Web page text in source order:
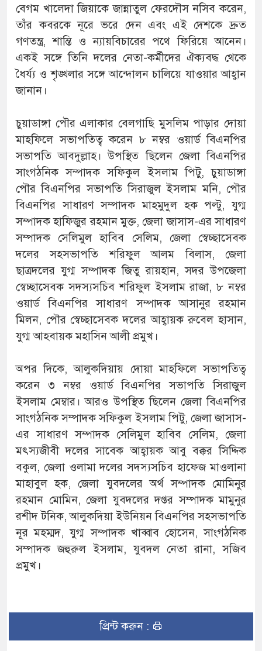
বেগম খালেদা জিয়াকে জান্নাতুল ফেরদৌস নসিব করেন,
তাঁর কবরকে নূরে ভরে দেন এবং এই দেশকে দ্রুত
গণতন্ত্র, শান্তি ও ন্যায়বিচারের পথে ফিরিয়ে আনেন।
একই সঙ্গে তিনি দলের নেতা-কর্মীদের ঐক্যবদ্ধ থেকে
ধৈর্য্য ও শৃঙ্খলার সঙ্গে আন্দোলন চালিয়ে যাওয়ার আহ্বান
জানান।
চুয়াডাঙ্গা পৌর এলাকার বেলগাছি মুসলিম পাড়ার দোয়া
মাহফিলে সভাপতিত্ব করেন ৮ নম্বর ওয়ার্ড বিএনপির
সভাপতি আবদুল্লাহ। উপস্থিত ছিলেন জেলা বিএনপির
সাংগঠনিক সম্পাদক সফিকুল ইসলাম পিটু, চুয়াডাঙ্গা
পৌর বিএনপির সভাপতি সিরাজুল ইসলাম মনি, পৌর
বিএনপির সাধারণ সম্পাদক মাহমুদুল হক পল্টু, যুগ্ম
সম্পাদক হাফিজুর রহমান মুক্ত, জেলা জাসাস-এর সাধারণ
সম্পাদক সেলিমুল হাবিব সেলিম, জেলা স্বেচ্ছাসেবক
দলের সহসভাপতি শরিফুল আলম বিলাস, জেলা
ছাত্রদলের যুগ্ম সম্পাদক জিতু রায়হান, সদর উপজেলা
স্বেচ্ছাসেবক সদস্যসচিব শরিফুল ইসলাম রাজা, ৮ নম্বর
ওয়ার্ড বিএনপির সাধারণ সম্পাদক আসানুর রহমান
মিলন, পৌর স্বেচ্ছাসেবক দলের আহ্বায়ক রুবেল হাসান,
যুগ্ম আহবায়ক মহাসিন আলী প্রমুখ।
অপর দিকে, আলুকদিয়ায় দোয়া মাহফিলে সভাপতিত্ব
করেন ৩ নম্বর ওয়ার্ড বিএনপির সভাপতি সিরাজুল
ইসলাম মেম্বার। আরও উপস্থিত ছিলেন জেলা বিএনপির
সাংগঠনিক সম্পাদক সফিকুল ইসলাম পিটু, জেলা জাসাস-
এর সাধারণ সম্পাদক সেলিমুল হাবিব সেলিম, জেলা
মৎস্যজীবী দলের সাবেক আহ্বায়ক আবু বক্কর সিদ্দিক
বকুল, জেলা ওলামা দলের সদস্যসচিব হাফেজ মাওলানা
মাহাবুল হক, জেলা যুবদলের অর্থ সম্পাদক মোমিনুর
রহমান মোমিন, জেলা যুবদলের দপ্তর সম্পাদক মামুনুর
রশীদ টনিক, আলুকদিয়া ইউনিয়ন বিএনপির সহসভাপতি
নূর মহম্মদ, যুগ্ম সম্পাদক খাব্বাব হোসেন, সাংগঠনিক
সম্পাদক জহুরুল ইসলাম, যুবদল নেতা রানা, সজিব
প্রমুখ।
প্রিন্ট করুন :